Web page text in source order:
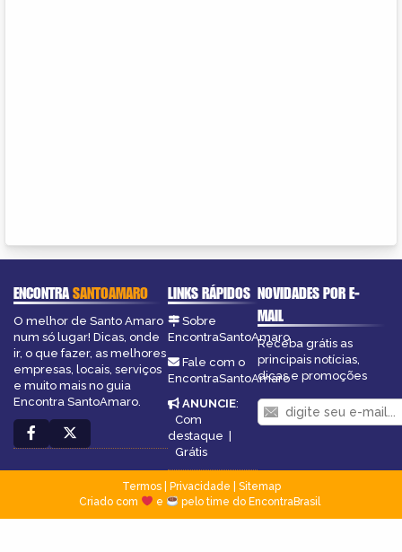
ENCONTRASANTOAMARO
O melhor de Santo Amaro
num só lugar! Dicas, onde
ir, o que fazer, as melhores
empresas, locais, serviços
e muito mais no guia
Encontra SantoAmaro.
LINKS RÁPIDOS
Sobre
EncontraSantoAmaro
Fale com o
EncontraSantoAmaro
ANUNCIE:
Com
destaque |
Grátis
NOVIDADES POR E-
MAIL
Receba grátis as
principais notícias,
dicas e promoções
Termos| Privacidade
Sitemap
Criado com
e pelo time do EncontraBrasil